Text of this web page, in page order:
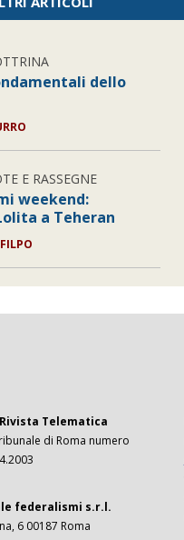
dello
E RASSEGNE
weekend:
a Teheran
Telematica
di Roma numero
federalismi s.r.l.
6 00187 Roma